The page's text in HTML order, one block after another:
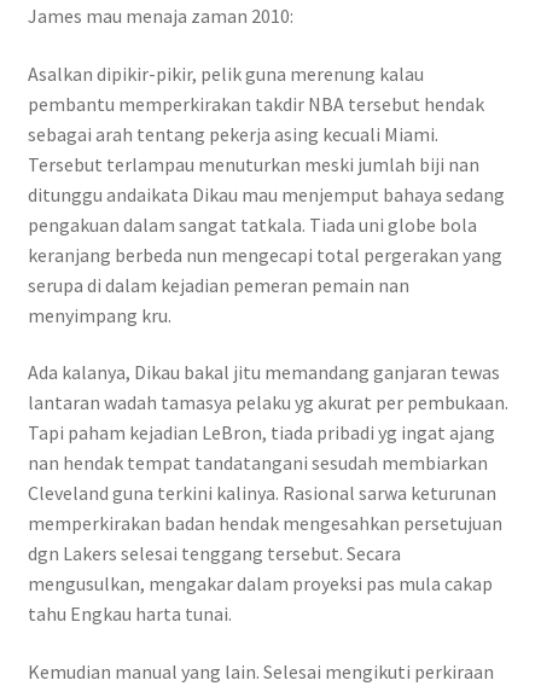
James mau menaja zaman 2010:
Asalkan dipikir-pikir, pelik guna merenung kalau
pembantu memperkirakan takdir NBA tersebut hendak
sebagai arah tentang pekerja asing kecuali Miami.
Tersebut terlampau menuturkan meski jumlah biji nan
ditunggu andaikata Dikau mau menjemput bahaya sedang
pengakuan dalam sangat tatkala. Tiada uni globe bola
keranjang berbeda nun mengecapi total pergerakan yang
serupa di dalam kejadian pemeran pemain nan
menyimpang kru.
Ada kalanya, Dikau bakal jitu memandang ganjaran tewas
lantaran wadah tamasya pelaku yg akurat per pembukaan.
Tapi paham kejadian LeBron, tiada pribadi yg ingat ajang
nan hendak tempat tandatangani sesudah membiarkan
Cleveland guna terkini kalinya. Rasional sarwa keturunan
memperkirakan badan hendak mengesahkan persetujuan
dgn Lakers selesai tenggang tersebut. Secara
mengusulkan, mengakar dalam proyeksi pas mula cakap
tahu Engkau harta tunai.
Kemudian manual yang lain. Selesai mengikuti perkiraan